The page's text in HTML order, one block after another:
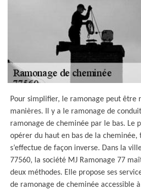
Pour simplifier, le ramonage peut être
manières. Il y a le ramonage de
ramonage de cheminée par le bas. Le
opérer du haut en bas de la cheminée,
s’effectue de façon inverse. Dans la
77560, la société MJ Ramonage 77
deux méthodes. Elle propose ses
de ramonage de cheminée accessible